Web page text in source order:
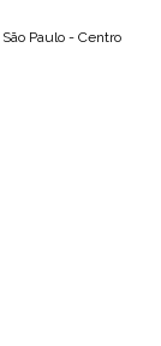
São Paulo - Centro